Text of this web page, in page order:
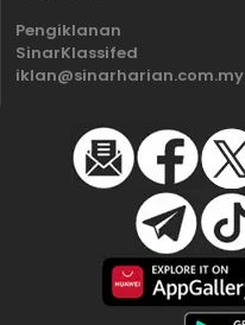
Pengiklanan
SinarKlassifed
iklan@sinarharian.com.my